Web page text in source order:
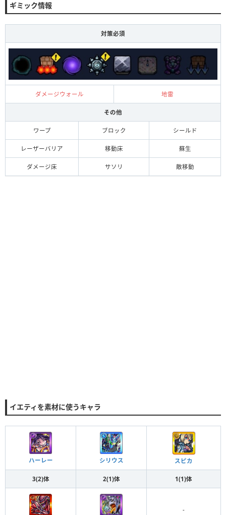
ギミック情報
対策必須
ダメージウォール 地雷
その他
ワープ ブロック シールド
レーザーバリア 移動床 蘇生
ダメージ床 サソリ 敵移動
イエティを素材に使うキャラ
ハーレー シリウス スピカ
3(2)体 2(1)体 1(1)体
-